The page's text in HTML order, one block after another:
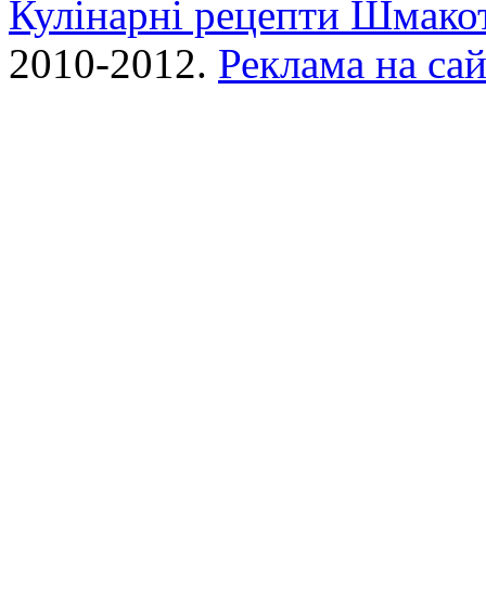
Кулінарні рецепти
2010-2012. Реклама на